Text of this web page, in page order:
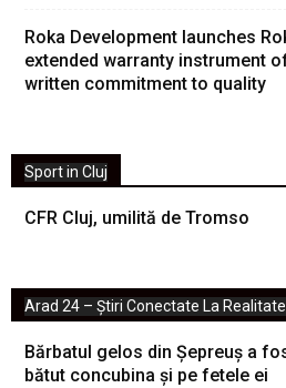
Roka Development launches
extended warranty instrument
written commitment to quality
Sport in Cluj
CFR Cluj, umilită de Tromso
Arad 24 – Știri Conectate La Realitate
Bărbatul gelos din Șepreuș a
bătut concubina și pe fetele ei